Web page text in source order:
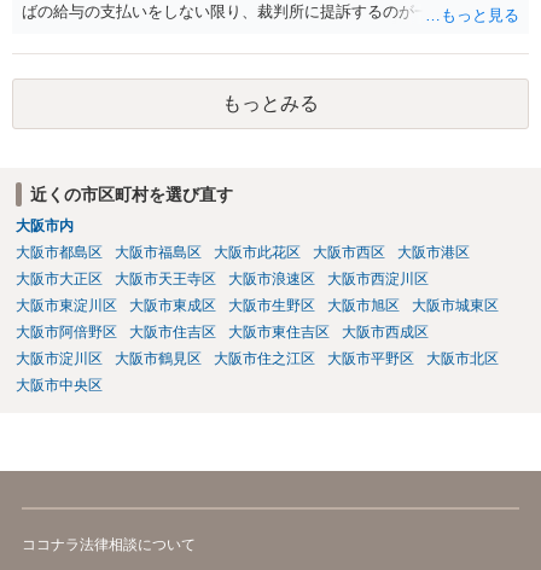
ばの給与の支払いをしない限り、裁判所に提訴するのが一般的な流れ
なると思います。 また、一定期間分の給与を支払い、解雇ではなく円
満退社として和解する形での解決もありあるかもしれませんが、その
場合も和解金は必要になるかと思います。
もっとみる
近くの市区町村を選び直す
大阪市内
大阪市都島区
大阪市福島区 大阪市此花区 大阪市西区
大阪市港区
大阪市大正区
大阪市天王寺区 大阪市浪速区
大阪市西淀川区
大阪市東淀川区
大阪市東成区 大阪市生野区 大阪市旭区
大阪市城東区
大阪市阿倍野区
大阪市住吉区 大阪市東住吉区
大阪市西成区
大阪市淀川区
大阪市鶴見区 大阪市住之江区 大阪市平野区
大阪市北区
大阪市中央区
ココナラ法律相談について